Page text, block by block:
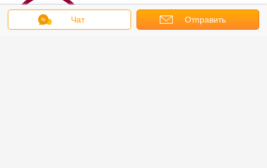
Чат Отправить